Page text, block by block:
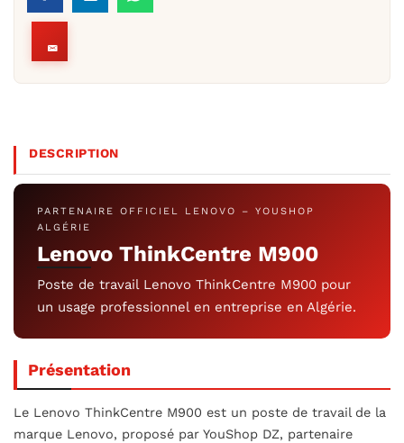
DESCRIPTION
PARTENAIRE OFFICIEL LENOVO – YOUSHOP
ALGÉRIE
Lenovo ThinkCentre M900
Poste de travail Lenovo ThinkCentre M900 pour
un usage professionnel en entreprise en Algérie.
Présentation
Le Lenovo ThinkCentre M900 est un poste de travail de la
marque Lenovo, proposé par YouShop DZ, partenaire